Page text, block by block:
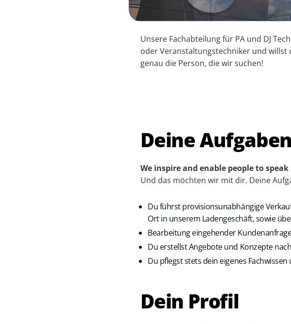
Unsere Fachabteilung für PA und DJ
oder Veranstaltungstechniker und
genau die Person, die wir suchen!
Deine Aufgaben
We inspire and enable people to
Und das möchten wir mit dir. Deine
Du führst provisionsunabhängige
Ort in unserem Ladengeschäft, sowie
Bearbeitung eingehender
Du erstellst Angebote und Konzepte
Du pflegst stets dein eigenes
Dein Profil